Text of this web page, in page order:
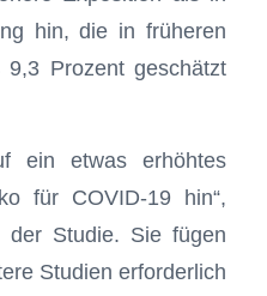
hin, die in früheren
Prozent geschätzt
ein etwas erhöhtes
für COVID-19 hin“,
der Studie. Sie fügen
Studien erforderlich